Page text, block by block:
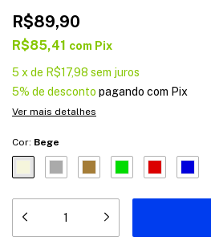
R$89,90
R$85,41 com Pix
5 x de R$17,98 sem juros
5% de desconto pagando com Pix
Ver mais detalhes
Cor: Bege